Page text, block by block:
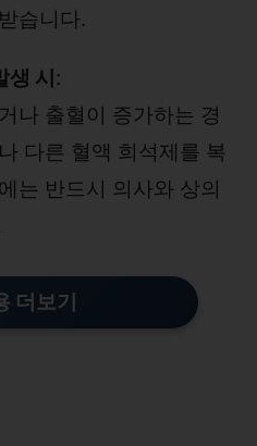
습니다.
시 :
나 출혈이 증가하는 경
다른 혈액 희석제를 복
는 반드시 의사와 상의
더보기